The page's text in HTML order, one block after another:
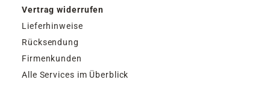
Vertrag widerrufen
Lieferhinweise
Rücksendung
Firmenkunden
Alle Services im Überblick